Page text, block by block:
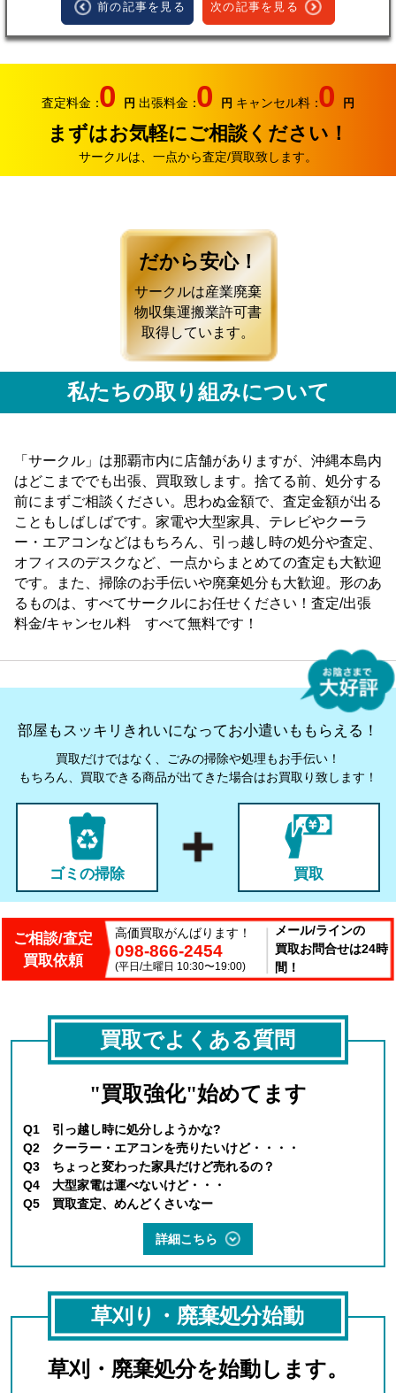
前の記事を見る 次の記事を見る
査定料金：0 円 出張料金：0 円 キャンセル料：0 円
まずはお気軽にご相談ください！
サークルは、一点から査定/買取致します。
だから安心！
サークルは産業廃棄
物収集運搬業許可書
取得しています。
私たちの取り組みについて
「サークル」は那覇市内に店舗がありますが、沖縄本島内
はどこまででも出張、買取致します。捨てる前、処分する
前にまずご相談ください。思わぬ金額で、査定金額が出る
こともしばしばです。家電や大型家具、テレビやクーラ
ー・エアコンなどはもちろん、引っ越し時の処分や査定、
オフィスのデスクなど、一点からまとめての査定も大歓迎
です。また、掃除のお手伝いや廃棄処分も大歓迎。形のあ
るものは、すべてサークルにお任せください！査定/出張
料金/キャンセル料 すべて無料です！
部屋もスッキリきれいになってお小遣いももらえる！
買取だけではなく、ごみの掃除や処理もお手伝い！
もちろん、買取できる商品が出てきた場合はお買取り致します！
ゴミの掃除 買取
ご相談/査定
買取依頼
高価買取がんばります！
098-866-2454
(平日/土曜日 10:30〜19:00)
メール/ラインの
買取お問合せは24時
間！
買取でよくある質問
"買取強化"始めてます
Q1 引っ越し時に処分しようかな?
Q2 クーラー・エアコンを売りたいけど・・・・
Q3 ちょっと変わった家具だけど売れるの？
Q4 大型家電は運べないけど・・・
Q5 買取査定、めんどくさいなー
詳細こちら
草刈り・廃棄処分始動
草刈・廃棄処分を始動します。